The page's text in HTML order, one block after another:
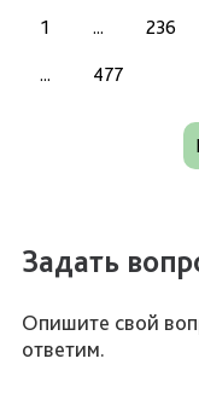
1 ... 236
... 477
Задать
Опишите свой
ответим.